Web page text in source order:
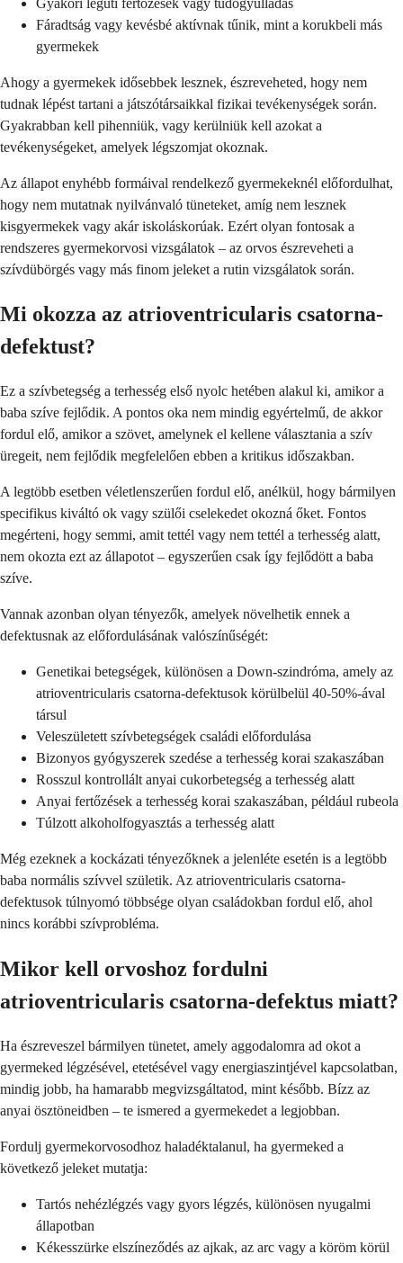
Fáradtság vagy kevésbé aktívnak tűnik, mint a korukbeli más
gyermekek
Ahogy a gyermekek idősebbek lesznek, észreveheted, hogy nem
tudnak lépést tartani a játszótársaikkal fizikai tevékenységek során.
Gyakrabban kell pihenniük, vagy kerülniük kell azokat a
tevékenységeket, amelyek légszomjat okoznak.
Az állapot enyhébb formáival rendelkező gyermekeknél előfordulhat,
hogy nem mutatnak nyilvánvaló tüneteket, amíg nem lesznek
kisgyermekek vagy akár iskoláskorúak. Ezért olyan fontosak a
rendszeres gyermekorvosi vizsgálatok – az orvos észreveheti a
szívdübörgés vagy más finom jeleket a rutin vizsgálatok során.
Mi okozza az atrioventricularis csatorna-
defektust?
Ez a szívbetegség a terhesség első nyolc hetében alakul ki, amikor a
baba szíve fejlődik. A pontos oka nem mindig egyértelmű, de akkor
fordul elő, amikor a szövet, amelynek el kellene választania a szív
üregeit, nem fejlődik megfelelően ebben a kritikus időszakban.
A legtöbb esetben véletlenszerűen fordul elő, anélkül, hogy bármilyen
specifikus kiváltó ok vagy szülői cselekedet okozná őket. Fontos
megérteni, hogy semmi, amit tettél vagy nem tettél a terhesség alatt,
nem okozta ezt az állapotot – egyszerűen csak így fejlődött a baba
szíve.
Vannak azonban olyan tényezők, amelyek növelhetik ennek a
defektusnak az előfordulásának valószínűségét:
Genetikai betegségek, különösen a Down-szindróma, amely az
atrioventricularis csatorna-defektusok körülbelül 40-50%-ával
társul
Veleszületett szívbetegségek családi előfordulása
Bizonyos gyógyszerek szedése a terhesség korai szakaszában
Rosszul kontrollált anyai cukorbetegség a terhesség alatt
Anyai fertőzések a terhesség korai szakaszában, például rubeola
Túlzott alkoholfogyasztás a terhesség alatt
Még ezeknek a kockázati tényezőknek a jelenléte esetén is a legtöbb
baba normális szívvel születik. Az atrioventricularis csatorna-
defektusok túlnyomó többsége olyan családokban fordul elő, ahol
nincs korábbi szívprobléma.
Mikor kell orvoshoz fordulni
atrioventricularis csatorna-defektus miatt?
Ha észreveszel bármilyen tünetet, amely aggodalomra ad okot a
gyermeked légzésével, etetésével vagy energiaszintjével kapcsolatban,
mindig jobb, ha hamarabb megvizsgáltatod, mint később. Bízz az
anyai ösztöneidben – te ismered a gyermekedet a legjobban.
Fordulj gyermekorvosodhoz haladéktalanul, ha gyermeked a
következő jeleket mutatja:
Tartós nehézlégzés vagy gyors légzés, különösen nyugalmi
állapotban
Kékesszürke elszíneződés az ajkak, az arc vagy a köröm körül